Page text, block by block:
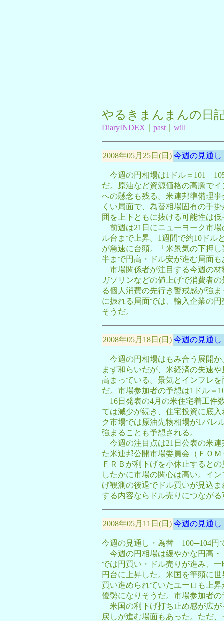
やるきまんまんの日
DiaryINDEX past will
2008年05月25日(日) 今週の見通
今週の円相場は1ドル＝
だ。原油など資源価格の高騰で
への懸念も残る。米連邦準備理
くい局面で、為替相場固有の手
囲を上下ともに抜ける可能性は
前週は21日にニューヨーク市場
ル台まで上昇。1週間で約10ドル
が急速に台頭。「米景気の下押
半まで円高・ドル安が進む局面も
市場関係者が注目する今週の材
ガソリンなどの値上げで消費者
る個人消費の先行き警戒感が強
に振れる局面では、輸入企業の
そうだ。
2008年05月18日(日) 今週の見通
今週の円相場はもみ合う展開か
まず和らいだが、米経済の失速
高まっている。景気とインフレ
だ。市場参加者の予想は1ドル＝
16日発表の4月の米住宅着工件
ては減少が続き、住宅投資に底
ク市場では原油先物相場が1バレ
強まることも予想される。
今週の注目点は21日公表の米
た米連邦公開市場委員会（ＦＯ
ＦＲＢが利下げを小休止すると
したかに市場の関心は高い。イ
げ観測の後退でドル買いが見込
する内容ならドル売りにつなが
2008年05月11日(日) 今週の見通
今週の見通し・為替 100─104円
今週の円相場は緩やかな円高・
では円買い・ドル売りが進み、
円台に上昇した。米国を筆頭に
買い進められていたユーロも上
優勢になりそうだ。市場参加者
米国の利下げ打ち止め感が広が
戻しが進む場面もあった。ただ